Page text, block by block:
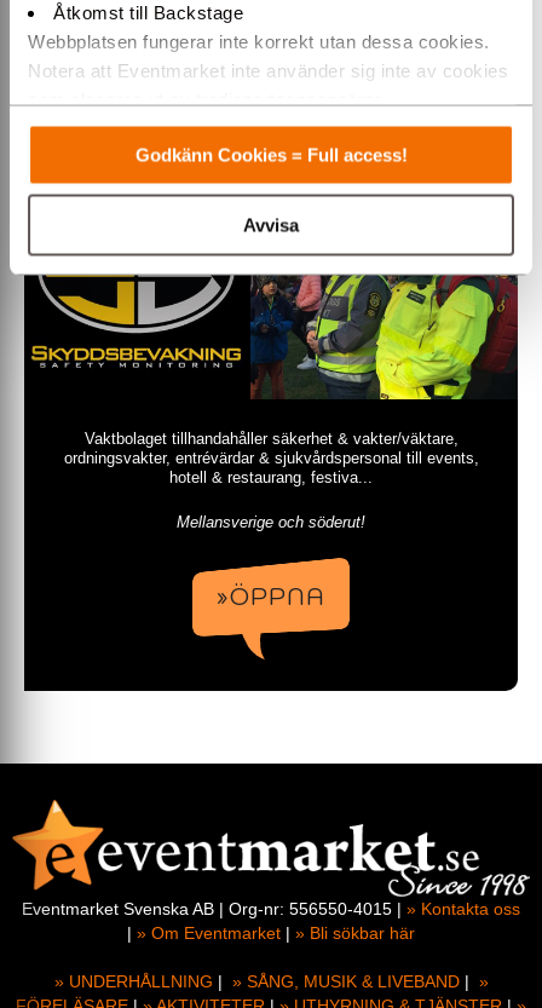
Åtkomst till Backstage
Webbplatsen fungerar inte korrekt utan dessa cookies.
Notera att Eventmarket inte använder sig inte av cookies
som placeras ut av tredjepartsannonsörer.
Varmt välkommen till Eventmarket!
Godkänn Cookies = Full access!
Avvisa
Skyddsbevakning AB
Vaktbolaget tillhandahåller säkerhet & vakter/väktare,
ordningsvakter, entrévärdar & sjukvårdspersonal till events,
hotell & restaurang, festiva...
Mellansverige och söderut!
»ÖPPNA
Eventmarket Svenska AB | Org-nr: 556550-4015 | » Kontakta oss
| » Om Eventmarket | » Bli sökbar här
» UNDERHÅLLNING | » SÅNG, MUSIK & LIVEBAND| »